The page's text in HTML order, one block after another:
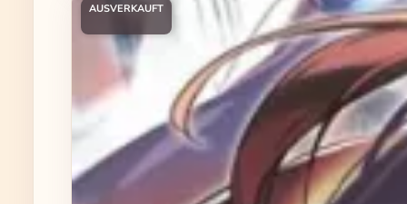
AUSVERKAUFT